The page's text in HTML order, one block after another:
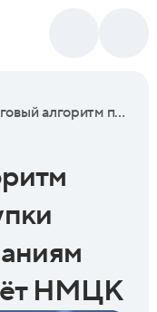
Пошаговый алгоритм проведения закупки согласно требованиям ПП № 1875: расчёт НМЦК
НМЦК